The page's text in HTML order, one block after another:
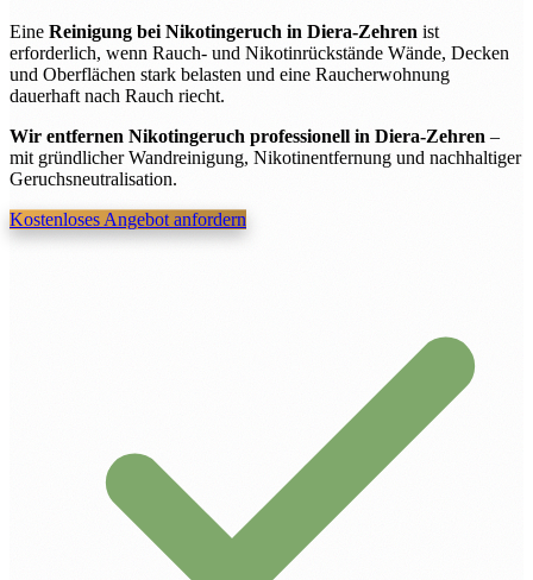
Eine Reinigung bei Nikotingeruch in Diera-Zehren ist
erforderlich, wenn Rauch- und Nikotinrückstände Wände, Decken
und Oberflächen stark belasten und eine Raucherwohnung
dauerhaft nach Rauch riecht.
Wir entfernen Nikotingeruch professionell in Diera-Zehren –
mit gründlicher Wandreinigung, Nikotinentfernung und nachhaltiger
Geruchsneutralisation.
Kostenloses Angebot anfordern